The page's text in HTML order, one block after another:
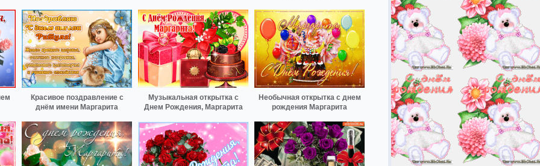
Красивое поздравление с
днём имени Маргарита
Музыкальная открытка с
Днем Рождения, Маргарита
Необычная открытка с днем
рождения Маргарита